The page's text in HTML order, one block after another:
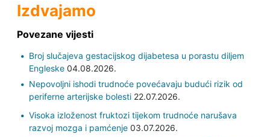
Izdvajamo
Povezane vijesti
Broj slučajeva gestacijskog dijabetesa u porastu diljem
Engleske04.08.2026.
Nepovoljni ishodi trudnoće povećavaju budući rizik od
periferne arterijske bolesti22.07.2026.
Visoka izloženost fruktozi tijekom trudnoće narušava
razvoj mozga i pamćenje03.07.2026.